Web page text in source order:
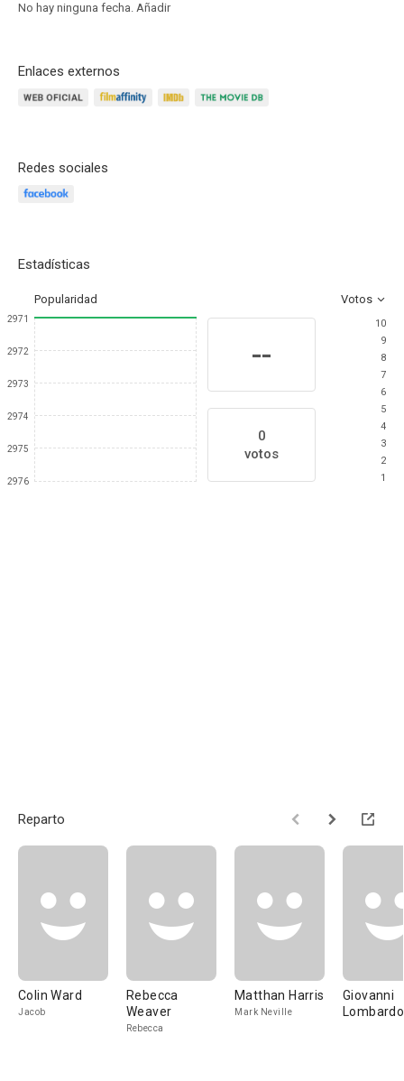
No hay ninguna fecha. Añadir
Enlaces externos
Redes sociales
Estadísticas
Popularidad Votos
2971
2972
2973
2974
2975
2976
--
0
votos
10
9
8
7
6
5
4
3
2
1
Reparto
Colin Ward
Jacob
Rebecca
Weaver
Rebecca
Matthan Harris
Mark Neville
Giovanni
Lombardo